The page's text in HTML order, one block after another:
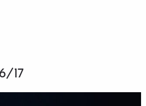
17